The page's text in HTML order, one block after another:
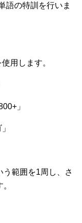
語の特訓を行いま
用します。
」
う範囲を1周し、さ